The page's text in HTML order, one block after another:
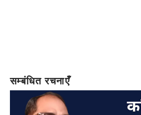
सम्बंधित रचनाएँ